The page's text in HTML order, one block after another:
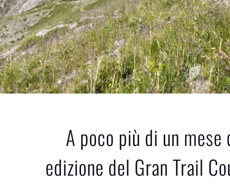
A poco più di un
edizione del Gran Trail